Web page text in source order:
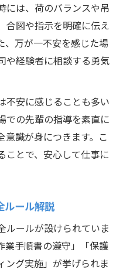
直結するスキルとは
重量鳶のキャリア
成長のヒント
の特徴と適性解説
と思考力を磨く方法
キャリア形成術
するための秘訣
には、荷のバランスや吊
合図や指示を明確に伝え
、万が一不安を感じた場
や経験者に相談する勇気
不安に感じることも多い
での先輩の指導を素直に
意識が身につきます。こ
ことで、安心して仕事に
ルール解説
ルールが設けられていま
業手順書の遵守」「保護
ング実施」が挙げられま